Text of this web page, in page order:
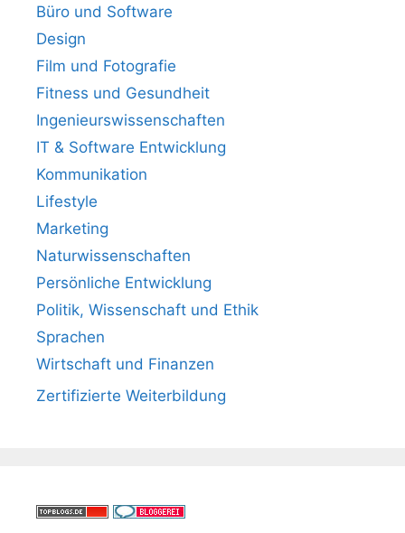
Büro und Software
Design
Film und Fotografie
Fitness und Gesundheit
Ingenieurswissenschaften
IT & Software Entwicklung
Kommunikation
Lifestyle
Marketing
Naturwissenschaften
Persönliche Entwicklung
Politik, Wissenschaft und Ethik
Sprachen
Wirtschaft und Finanzen
Zertifizierte Weiterbildung